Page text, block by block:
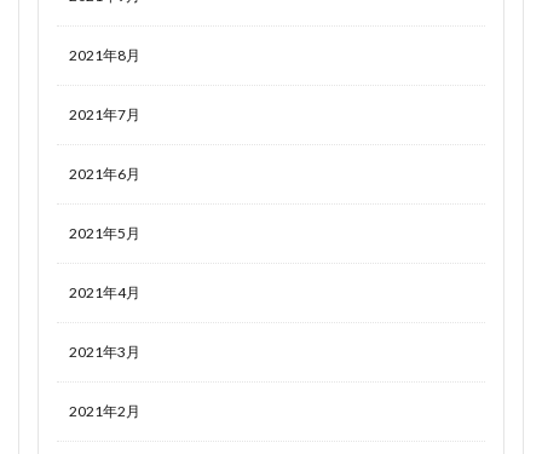
2021年8月
2021年7月
2021年6月
2021年5月
2021年4月
2021年3月
2021年2月